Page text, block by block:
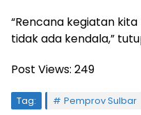
“Rencana kegiatan kita
tidak ada kendala,”
Post Views: 249
Tag: Pemprov Sulbar